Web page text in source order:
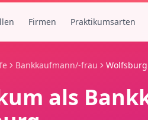
Firmen Praktikumsarten
Bankkaufmann/-frau Wolfsburg
als